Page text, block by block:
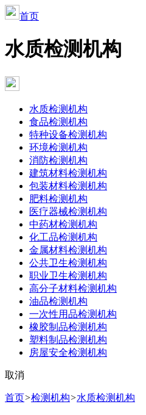
首页
水质检测机构
水质检测机构
食品检测机构
特种设备检测机构
环境检测机构
消防检测机构
建筑材料检测机构
包装材料检测机构
肥料检测机构
医疗器械检测机构
中药材检测机构
化工品检测机构
金属材料检测机构
公共卫生检测机构
职业卫生检测机构
高分子材料检测机构
油品检测机构
一次性用品检测机构
橡胶制品检测机构
塑料制品检测机构
房屋安全检测机构
取消
首页>检测机构>水质检测机构